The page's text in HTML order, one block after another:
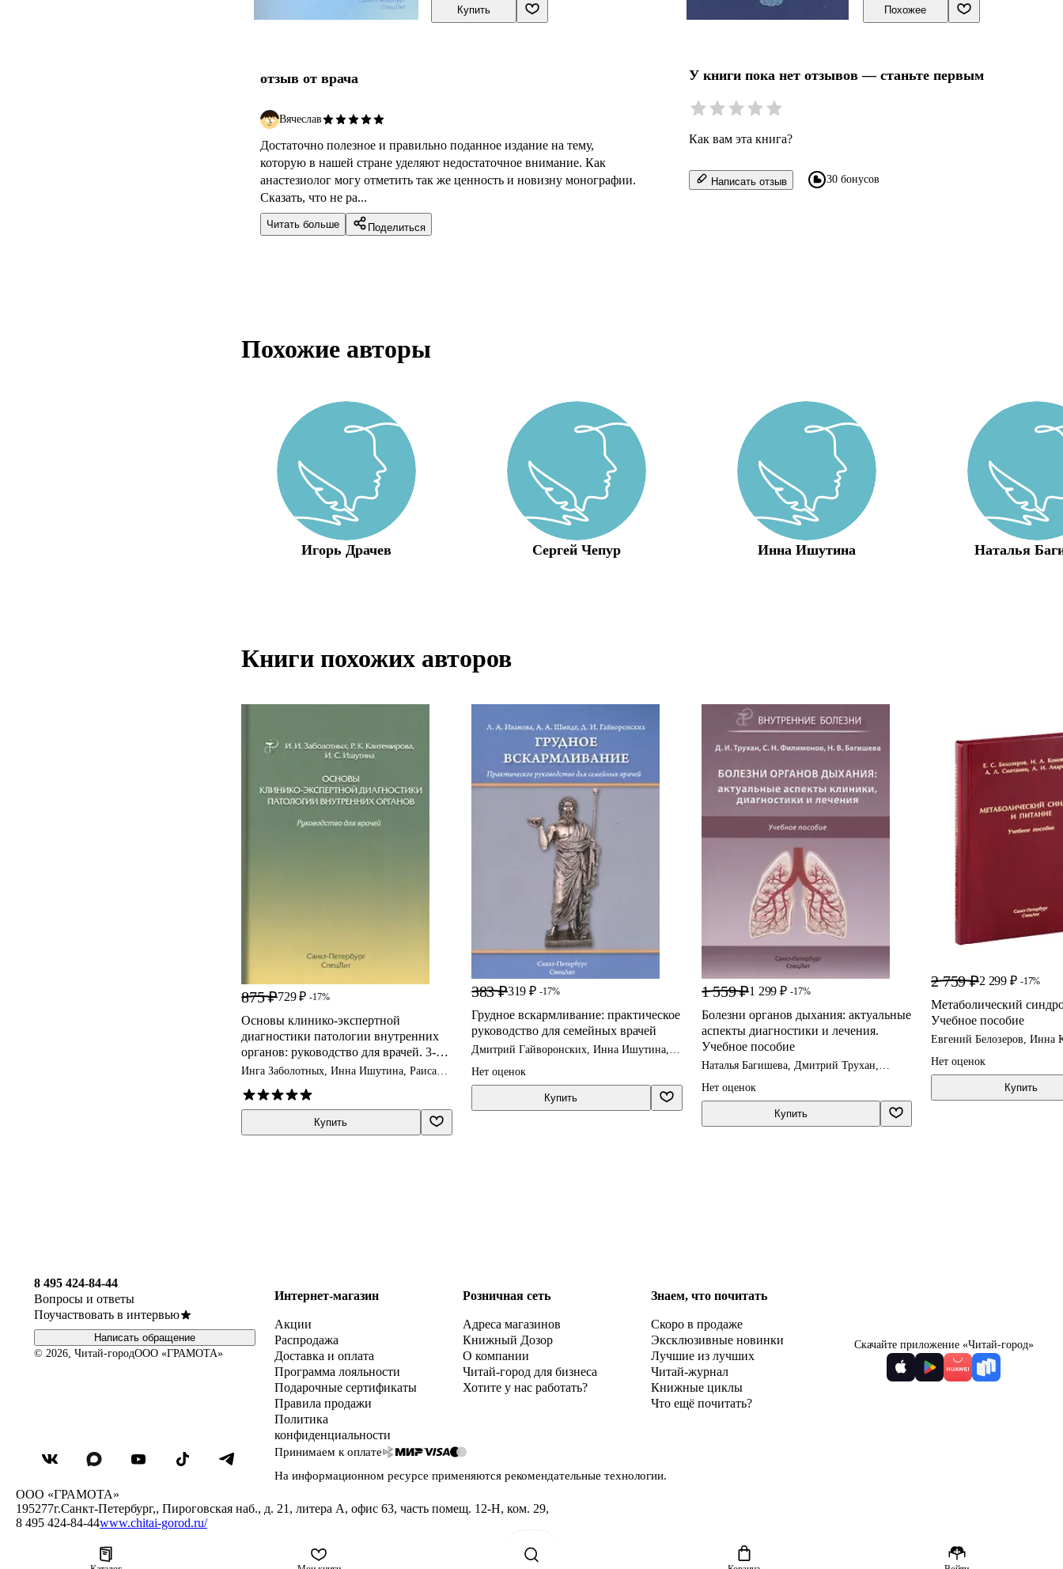
Купить
отзыв от врача
Вячеслав
Достаточно полезное и правильно поданное издание на тему,
которую в нашей стране уделяют недостаточное внимание. Как
анастезиолог могу отметить так же ценность и новизну монографии.
Сказать, что не ра...
Читать больше Поделиться
Похожее
У книги пока нет отзывов — станьте первым
Как вам эта книга?
Написать отзыв 30 бонусов
Похожие авторы
Игорь Драчев Сергей Чепур Инна Ишутина Наталья
Книги похожих авторов
875 ₽729 ₽ -17%
Основы клинико-экспертной
диагностики патологии внутренних
органов: руководство для врачей. 3-е
изд., испр. и доп.
Инга Заболотных, Инна Ишутина, Раиса
Купить
383 ₽319 ₽ -17%
Грудное вскармливание: практическое
руководство для семейных врачей
Дмитрий Гайворонских, Инна Ишутина,
Нет оценок
Купить
1 559 ₽1 299 ₽ -17%
Болезни органов дыхания: актуальные
аспекты диагностики и лечения.
Учебное пособие
Наталья Багишева, Дмитрий Трухан,
Нет оценок
Купить
2 759 ₽2 299 ₽ -17%
Метаболический
Учебное пособие
Евгений Белозеров, Инна
Нет оценок
Купить
8 495 424-84-44
Вопросы и ответы
Поучаствовать в интервью
Написать обращение
© 2026, Читай-городООО «ГРАМОТА»
Интернет-магазин
Акции
Распродажа
Доставка и оплата
Программа лояльности
Подарочные сертификаты
Правила продажи
Политика
конфиденциальности
Розничная сеть
Адреса магазинов
Книжный Дозор
О компании
Читай-город для бизнеса
Хотите у нас работать?
Знаем, что почитать
Скоро в продаже
Эксклюзивные новинки
Лучшие из лучших
Читай-журнал
Книжные циклы
Что ещё почитать?
Принимаем к оплате
На информационном ресурсе применяются рекомендательные технологии.
Скачайте приложение «Читай-город»
ООО «ГРАМОТА»
195277г.Санкт-Петербург,, Пироговская наб., д. 21, литера А, офис 63, часть помещ. 12-Н, ком. 29,
8 495 424-84-44www.chitai-gorod.ru/